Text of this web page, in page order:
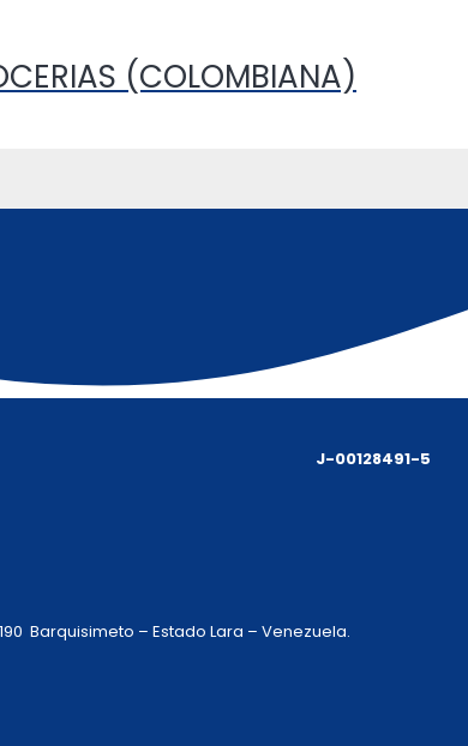
(COLOMBIANA)
J-00128491-5
Barquisimeto – Estado Lara – Venezuela.